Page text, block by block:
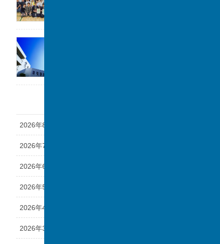
2026年8月
2026年7月
2026年6月
2026年5月
2026年4月
2026年3月